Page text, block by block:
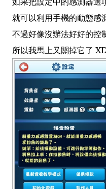
就可以利用手機的動態感
不過好像沒辦法好好的控
所以我馬上又關掉它了